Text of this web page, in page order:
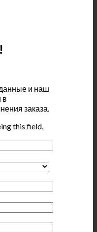
и наш
в
заказа.
this field,